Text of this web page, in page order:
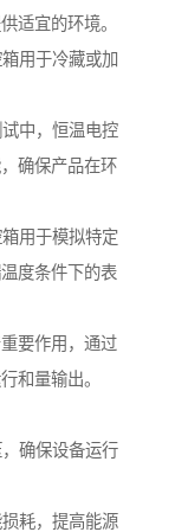
适宜的环境。
用于冷藏或加
中，恒温电控
确保产品在环
用于模拟特定
度条件下的表
要作用，通过
和量输出。
确保设备运行
耗，提高能源